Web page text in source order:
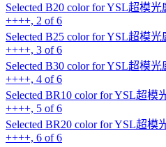
Selected B20 color for YSL超模光
++++, 2 of 6
Selected B25 color for YSL超模光
++++, 3 of 6
Selected B30 color for YSL超模光
++++, 4 of 6
Selected BR10 color for YSL超模
++++, 5 of 6
Selected BR20 color for YSL超模
++++, 6 of 6